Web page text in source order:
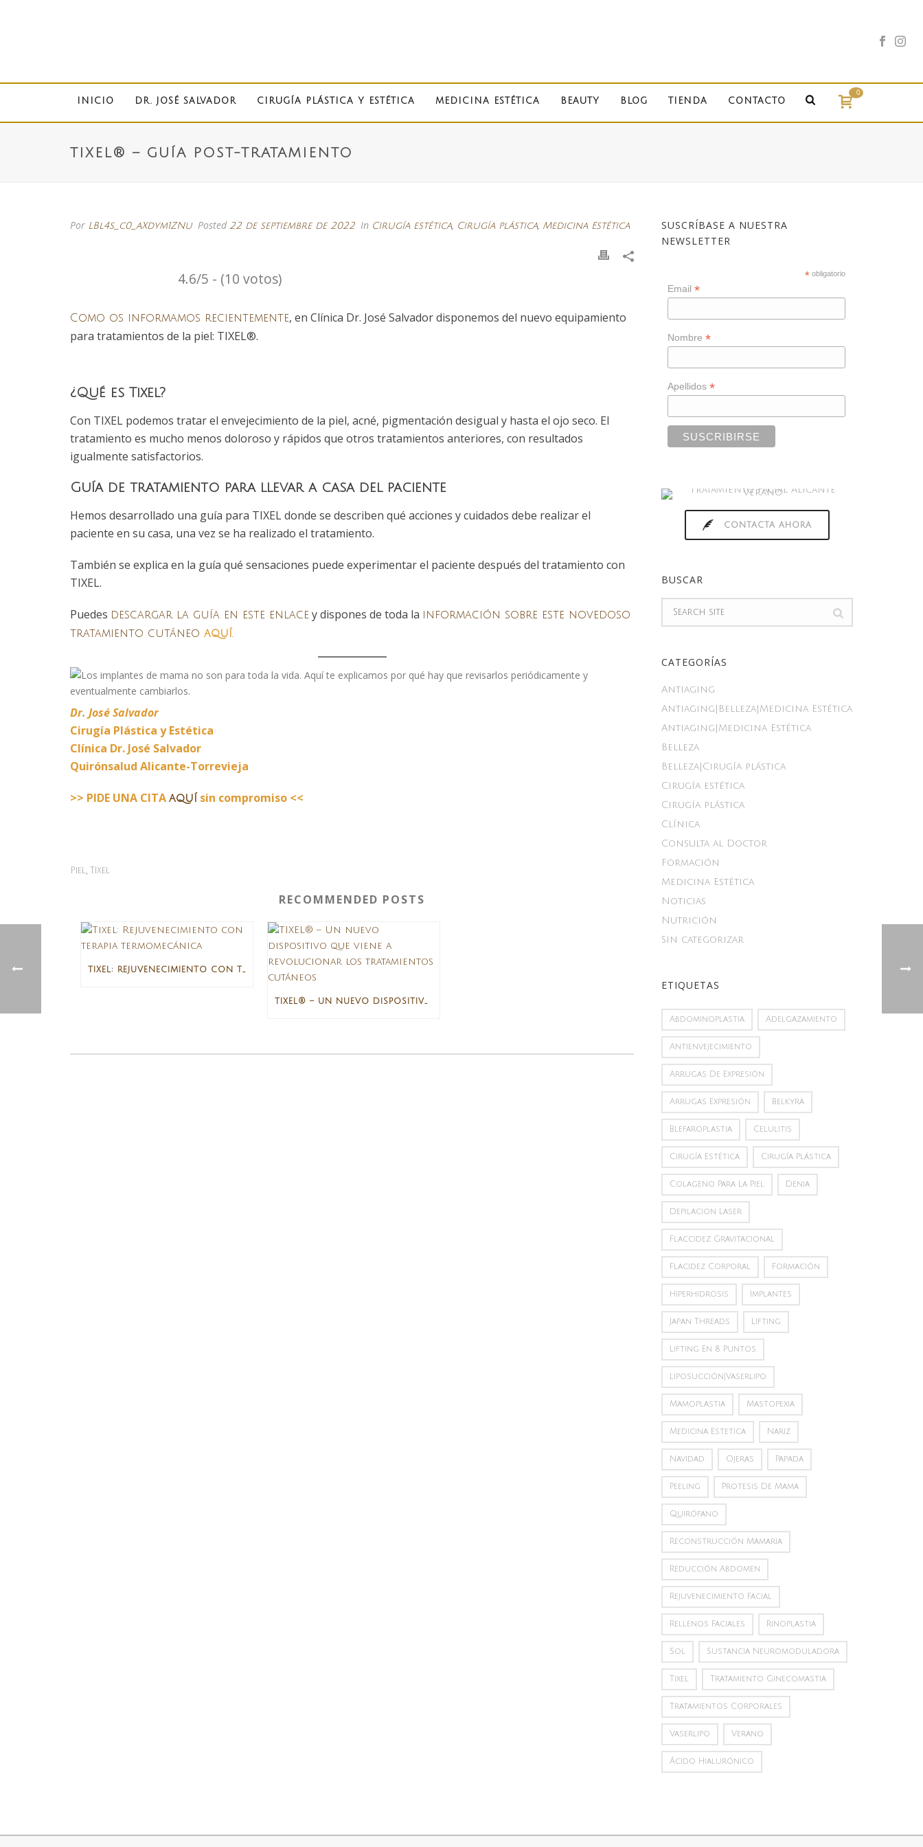
INICIO DR. JOSÉ SALVADOR CIRUGÍA PLÁSTICA Y ESTÉTICA MEDICINA ESTÉTICA BEAUTY BLOG TIENDA CONTACTO
0
TIXEL® – GUÍA POST-TRATAMIENTO
Por LBl4s_c0_aXdym1ZNu Posted 22 de septiembre de 2022 In Cirugía estética, Cirugía plástica, Medicina Estética
4.6/5 - (10 votos)
Como os informamos recientemente, en Clínica Dr. José Salvador disponemos del nuevo equipamiento
para tratamientos de la piel: TIXEL®.
¿Qué es Tixel?
Con TIXEL podemos tratar el envejecimiento de la piel, acné, pigmentación desigual y hasta el ojo seco. El
tratamiento es mucho menos doloroso y rápidos que otros tratamientos anteriores, con resultados
igualmente satisfactorios.
Guía de tratamiento para llevar a casa del paciente
Hemos desarrollado una guía para TIXEL donde se describen qué acciones y cuidados debe realizar el
paciente en su casa, una vez se ha realizado el tratamiento.
También se explica en la guía qué sensaciones puede experimentar el paciente después del tratamiento con
TIXEL.
Puedes descargar la guía en este enlace y dispones de toda la información sobre este novedoso
tratamiento cutáneo aquí.
Dr. José Salvador
Cirugía Plástica y Estética
Clínica Dr. José Salvador
Quirónsalud Alicante-Torrevieja
>> PIDE UNA CITA aquísin compromiso <<
Piel, Tixel
RECOMMENDED POSTS
TIXEL: REJUVENECIMIENTO CON TERAPIA TERMOMECÁNICA
TIXEL® – UN NUEVO DISPOSITIVO QUE VIENE A REVOLUCIONAR LOS TRATAMIENTOS CUTÁNEOS
SUSCRÍBASE A NUESTRA
NEWSLETTER
* obligatorio
Email *
Nombre *
Apellidos *
CONTACTA AHORA
BUSCAR
CATEGORÍAS
Antiaging
Antiaging|Belleza|Medicina Estética
Antiaging|Medicina Estética
Belleza
Belleza|Cirugía plástica
Cirugía estética
Cirugía plástica
Clínica
Consulta al Doctor
Formación
Medicina Estética
Noticias
Nutrición
Sin categorizar
ETIQUETAS
Abdominoplastia Adelgazamiento
Antienvejecimiento
Arrugas De Expresión
Arrugas Expresión Belkyra
Blefaroplastia Celulitis
Cirugía Estética Cirugía Plástica
Colageno Para La Piel Denia
Depilacion Laser
Flaccidez Gravitacional
Flacidez Corporal Formación
Hiperhidrosis Implantes
Japan Threads Lifting
Lifting En 8 Puntos
Liposucción|vaserlipo
Mamoplastia Mastopexia
Medicina Estetica Nariz
Navidad Ojeras Papada
Peeling Protesis De Mama
Quirófano
Reconstrucción Mamaria
Reducción Abdomen
Rejuvenecimiento Facial
Rellenos Faciales Rinoplastia
Sol Sustancia Neuromoduladora
Tixel Tratamiento Ginecomastia
Tratamientos Corporales
Vaserlipo Verano
Ácido Hialurónico